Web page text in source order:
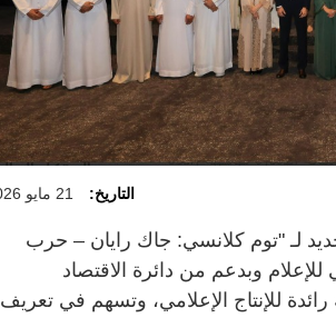
التاريخ: 21 مايو 2026
لـ "توم كلانسي: جاك رايان – حرب
وبدعم من دائرة الاقتصاد
للإنتاج الإعلامي، وتسهم في تعريف